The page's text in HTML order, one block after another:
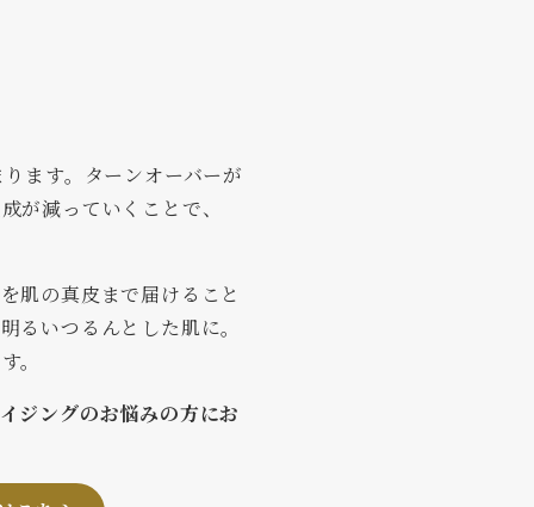
ます。ターンオーバーが
が減っていくことで、
肌の真皮まで届けること
るいつるんとした肌に。
。
ジングのお悩みの方にお